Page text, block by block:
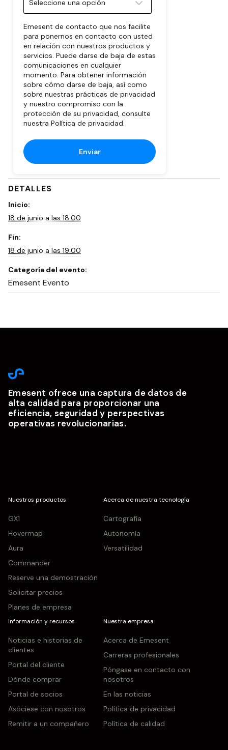
Emesent de contacto que nos facilite
para ponernos en contacto con usted
en relación con nuestros productos y
servicios. Puede darse de baja de estas
comunicaciones en cualquier
momento. Para obtener información
sobre cómo darse de baja, así como
sobre nuestras prácticas de privacidad
y nuestro compromiso con la
protección de su privacidad, consulte
nuestra Política de privacidad.
DETALLES
Inicio:
18 de junio a las 18:00
Fin:
18 de junio a las 19:00
Categoría del evento:
Emesent Evento
Emesent ofrece una captura de datos de
alta calidad para proporcionar una
eficiencia, seguridad y perspectivas
operativas revolucionarias.
Nuestros productos
GX1
Hovermap
Aura
Commander
Reserve una demostración
Solicitar precios
Planes de empresa
Acerca de nuestra tecnología
Cartografía
Autonomía
Versatilidad
Información y recursos
Noticias e historias de
clientes
Portal del cliente
Dónde comprar
Portal de socios
Asóciese con nosotros
Remitir a un compañero
Nuestra empresa
Acerca de Emesent
Carreras profesionales
Póngase en contacto con
nosotros
En las noticias
Política de privacidad
Política de calidad